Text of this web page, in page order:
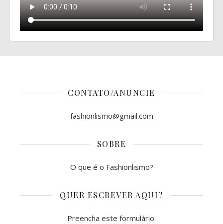
CONTATO/ANUNCIE
fashionlismo@gmail.com
SOBRE
O que é o Fashionlismo?
QUER ESCREVER AQUI?
Preencha este formulário: